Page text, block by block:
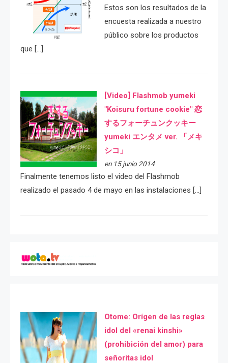
Estos son los resultados de la
encuesta realizada a nuestro
público sobre los productos
que […]
[Video] Flashmob yumeki
"Koisuru fortune cookie" 恋
するフォーチュンクッキー
yumeki エンタメ ver. 「メキ
シコ」
en 15 junio 2014
Finalmente tenemos listo el video del Flashmob
realizado el pasado 4 de mayo en las instalaciones […]
Otome: Orígen de las reglas
idol del «renai kinshi»
(prohibición del amor) para
señoritas idol